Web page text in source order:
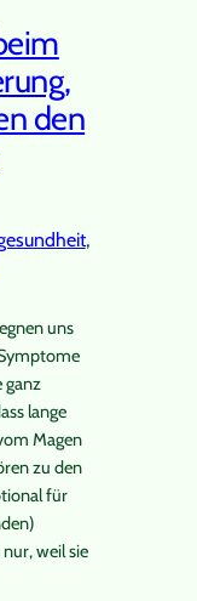
den
,
uns
ganz
lange
Magen
zu den
für
weil sie